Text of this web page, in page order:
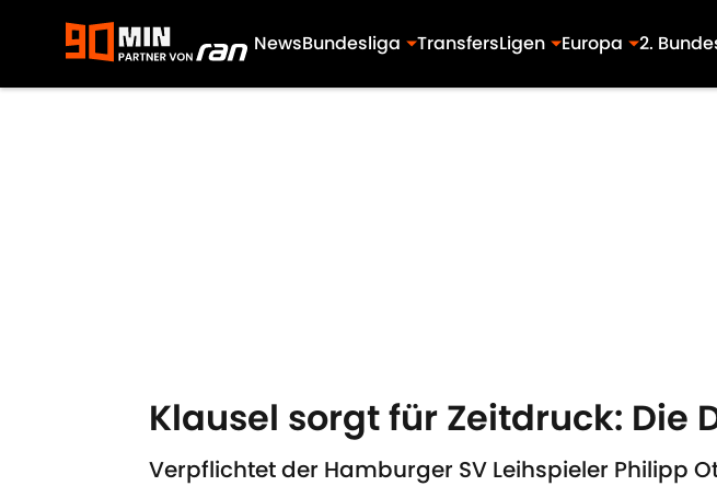
NewsBundesliga TransfersLigen Europa 2.
Klausel sorgt für Zeitdruck: Die
Verpflichtet der Hamburger SV Leihspieler Philipp